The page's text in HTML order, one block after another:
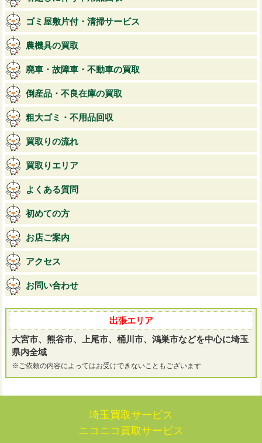
ゴミ屋敷片付・清掃サービス
農機具の買取
廃車・故障車・不動車の買取
倒産品・不良在庫の買取
粗大ゴミ・不用品回収
買取りの流れ
買取りエリア
よくある質問
初めての方
お店ご案内
アクセス
お問い合わせ
出張エリア
大宮市、熊谷市、上尾市、桶川市、鴻巣市などを中心に埼玉
県内全域
※ご依頼の内容によってはお受けできないこともございます
埼玉買取サービス
ニコニコ買取サービス